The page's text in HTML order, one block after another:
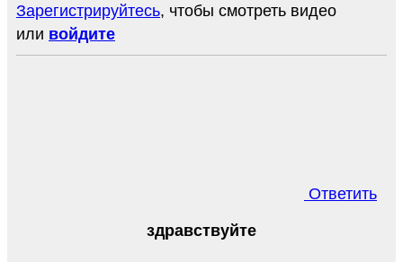
Зарегистрируйтесь, чтобы смотреть видео
или войдите
Ответить
здравствуйте